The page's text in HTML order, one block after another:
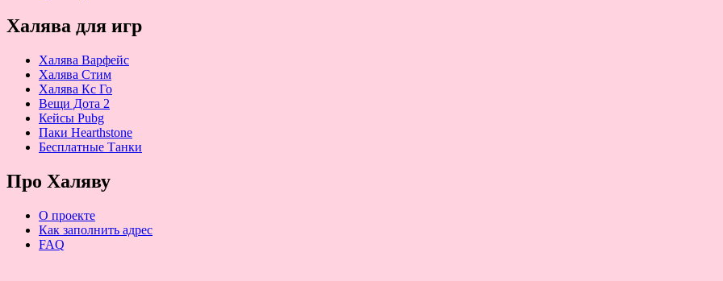
Халява для игр
Халява Варфейс
Халява Стим
Халява Кс Го
Вещи Дота 2
Кейсы Pubg
Паки Hearthstone
Бесплатные Танки
Про Халяву
О проекте
Как заполнить адрес
FAQ